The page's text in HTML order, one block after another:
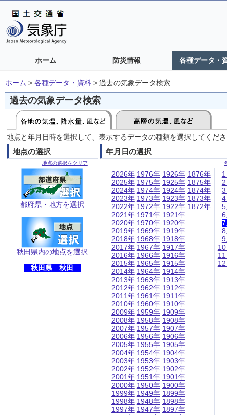
ホーム 防災情報 各種データ・
ホーム > 各種データ・資料 > 過去の気象データ検索
過去の気象データ検索
地点と年月日時を選択して、表示するデータの種類を選択してくだ
地点の選択
地点の選択をクリア
都府県・地方を選択
秋田県内の地点を選択
秋田県 秋田
年月日の選択
2026年
2025年
2024年
2023年
2022年
2021年
2020年
2019年
2018年
2017年
2016年
2015年
2014年
2013年
2012年
2011年
2010年
2009年
2008年
2007年
2006年
2005年
2004年
2003年
2002年
2001年
2000年
1999年
1998年
1997年
1976年
1975年
1974年
1973年
1972年
1971年
1970年
1969年
1968年
1967年
1966年
1965年
1964年
1963年
1962年
1961年
1960年
1959年
1958年
1957年
1956年
1955年
1954年
1953年
1952年
1951年
1950年
1949年
1948年
1947年
1926年
1925年
1924年
1923年
1922年
1921年
1920年
1919年
1918年
1917年
1916年
1915年
1914年
1913年
1912年
1911年
1910年
1909年
1908年
1907年
1906年
1905年
1904年
1903年
1902年
1901年
1900年
1899年
1898年
1897年
1876年
1875年
1874年
1873年
1872年